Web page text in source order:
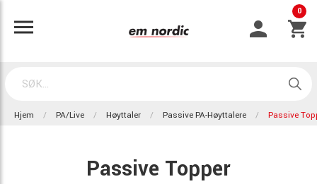
0
Hjem PA/Live Høyttaler Passive PA-Høyttalere Passive
Passive Topper